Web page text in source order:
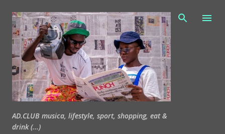
Passa ai contenuti principali
AD.CLUB musica, lifestyle, sport, shopping, eat &
drink (...)